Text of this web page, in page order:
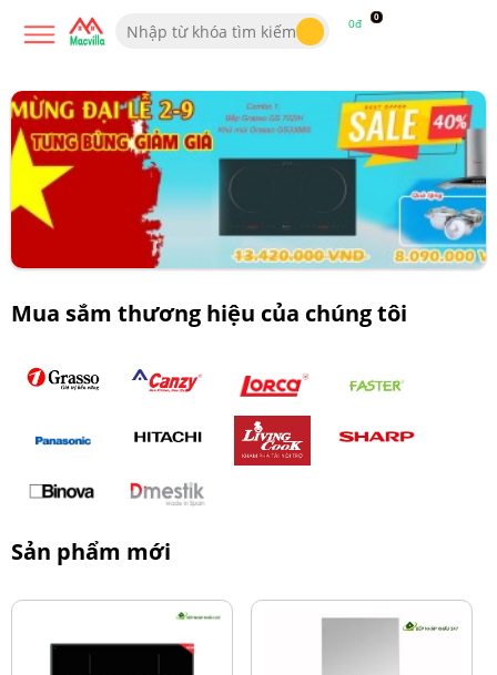
0
0đ
Mua sắm thương hiệu của chúng tôi
Sản phẩm mới